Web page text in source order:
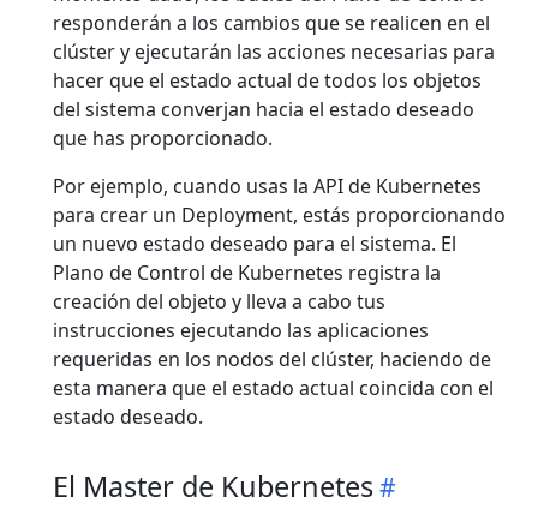
responderán a los cambios que se realicen en el
clúster y ejecutarán las acciones necesarias para
hacer que el estado actual de todos los objetos
del sistema converjan hacia el estado deseado
que has proporcionado.
Por ejemplo, cuando usas la API de Kubernetes
para crear un Deployment, estás proporcionando
un nuevo estado deseado para el sistema. El
Plano de Control de Kubernetes registra la
creación del objeto y lleva a cabo tus
instrucciones ejecutando las aplicaciones
requeridas en los nodos del clúster, haciendo de
esta manera que el estado actual coincida con el
estado deseado.
El Master de Kubernetes